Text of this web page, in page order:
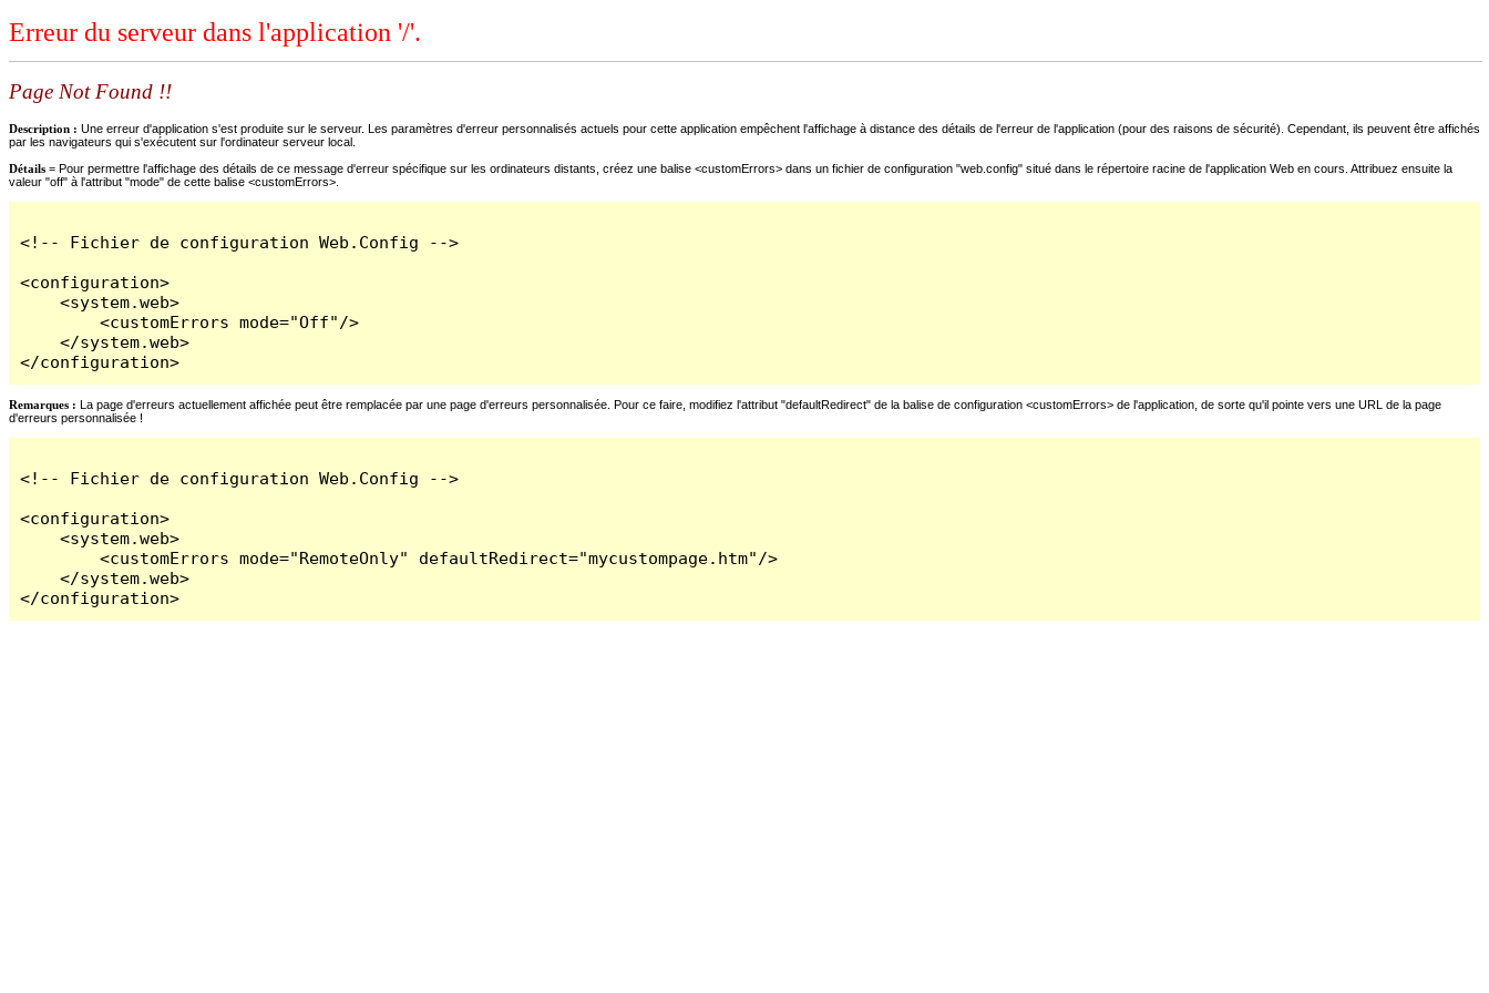
Erreur du serveur dans l'application '/'.
Page Not Found !!
Description : Une erreur d'application s'est produite sur le serveur. Les paramètres d'erreur personnalisés actuels pour cette application empêchent l'affichage à distance des détails de l'erreur de l'application (pour des raisons de sécurité). Cependant, ils peuvent être affichés
par les navigateurs qui s'exécutent sur l'ordinateur serveur local.
Détails = Pour permettre l'affichage des détails de ce message d'erreur spécifique sur les ordinateurs distants, créez une balise <customErrors> dans un fichier de configuration "web.config" situé dans le répertoire racine de l'application Web en cours. Attribuez ensuite la
valeur "off" à l'attribut "mode" de cette balise <customErrors>.
<!-- Fichier de configuration Web.Config -->
<configuration>
    <system.web>
        <customErrors mode="Off"/>
    </system.web>
</configuration>
Remarques : La page d'erreurs actuellement affichée peut être remplacée par une page d'erreurs personnalisée. Pour ce faire, modifiez l'attribut "defaultRedirect" de la balise de configuration <customErrors> de l'application, de sorte qu'il pointe vers une URL de la page
d'erreurs personnalisée !
<!-- Fichier de configuration Web.Config -->
<configuration>
    <system.web>
        <customErrors mode="RemoteOnly" defaultRedirect="mycustompage.htm"/>
    </system.web>
</configuration>